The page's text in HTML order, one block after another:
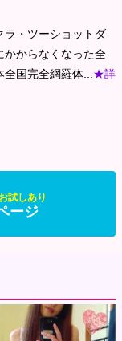
ラ・ツーショットダ
かからなくなった全
国完全網羅体... ★詳
試しあり
ージ